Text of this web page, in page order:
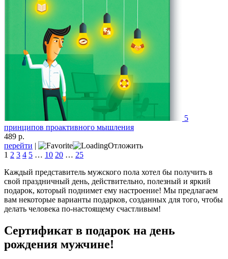
5
принципов проактивного мышления
489 р.
перейти |
Отложить
1 2 3 4 5 … 10 20 … 25
Каждый представитель мужского пола хотел бы получить в
свой праздничный день, действительно, полезный и яркий
подарок, который поднимет ему настроение! Мы предлагаем
вам некоторые варианты подарков, созданных для того, чтобы
делать человека по-настоящему счастливым!
Сертификат в подарок на день
рождения мужчине!